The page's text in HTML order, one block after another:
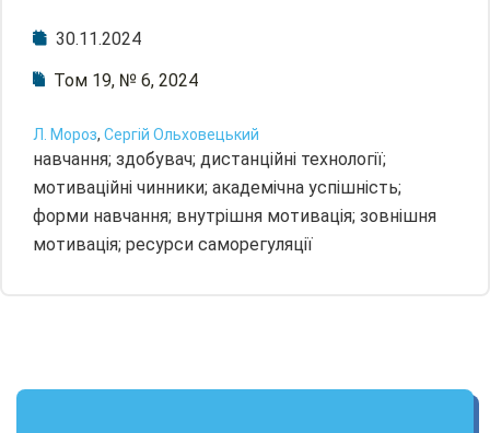
30.11.2024
Том 19, № 6, 2024
Л. Мороз, Сергій Ольховецький
навчання; здобувач; дистанційні технології;
мотиваційні чинники; академічна успішність;
форми навчання; внутрішня мотивація; зовнішня
мотивація; ресурси саморегуляції